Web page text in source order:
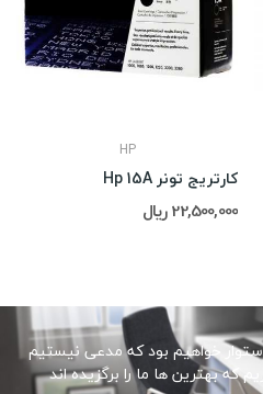
HP
کارتریج تونر Hp 15A
22,500,000 ریال
خواهیم بود که مدعی نیستیم
که بهترین ها ما را برگزیده اند